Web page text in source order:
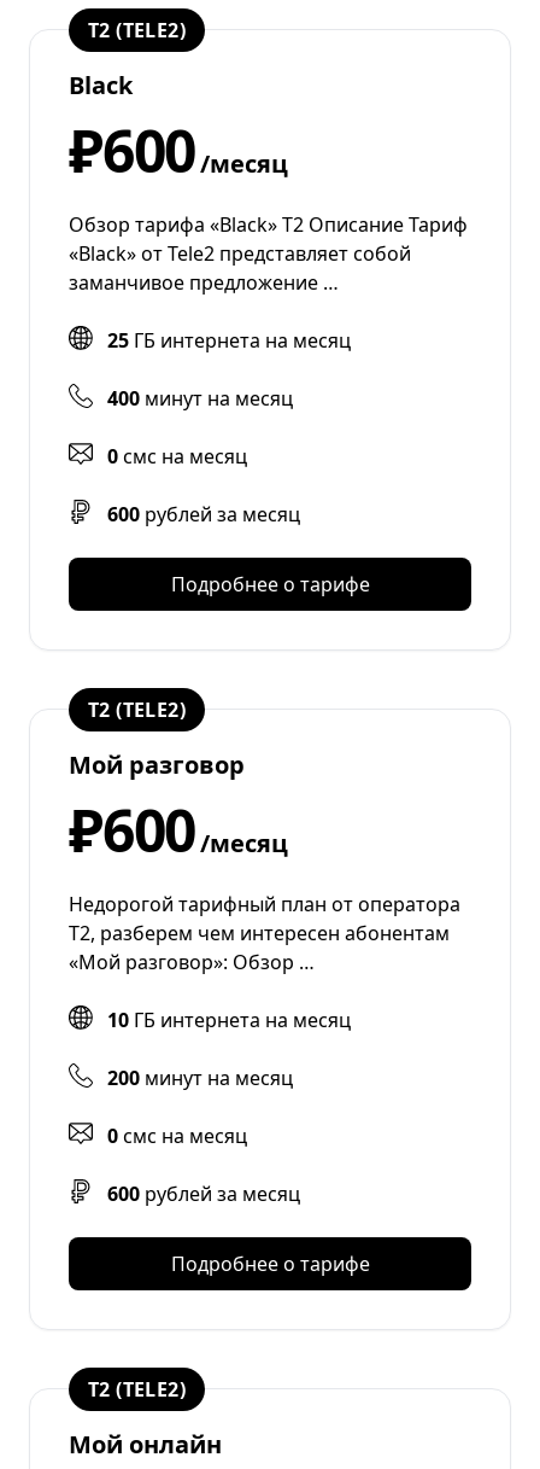
T2 (TELE2)
Black
₽600/месяц
Обзор тарифа «Black» Т2 Описание Тариф
«Black» от Tele2 представляет собой
заманчивое предложение …
25 ГБ интернета на месяц
400 минут на месяц
0смс на месяц
600 рублей за месяц
Подробнее о тарифе
T2 (TELE2)
Мой разговор
₽600/месяц
Недорогой тарифный план от оператора
T2, разберем чем интересен абонентам
«Мой разговор»: Обзор …
10 ГБ интернета на месяц
200 минут на месяц
0смс на месяц
600 рублей за месяц
Подробнее о тарифе
T2 (TELE2)
Мой онлайн